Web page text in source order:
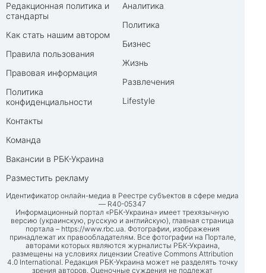
Редакционная политика и
стандарты
Как стать нашим автором
Правила пользования
Правовая информация
Политика
конфиденциальности
Контакты
Команда
Вакансии в РБК-Украина
Разместить рекламу
Аналитика
Политика
Бизнес
Жизнь
Развлечения
Lifestyle
Идентификатор онлайн-медиа в Реестре субъектов в сфере медиа
— R40-05347
Информационный портал «РБК-Украина» имеет трехязычную
версию (украинскую, русскую и английскую), главная страница
портала – https://www.rbc.ua. Фотографии, изображения
принадлежат их правообладателям. Все фотографии на Портале,
авторами которых являются журналисты РБК-Украина,
размещены на условиях лицензии Creative Commons Attribution
4.0 International. Редакция РБК-Украина может не разделять точку
зрения авторов. Оценочные суждения не подлежат